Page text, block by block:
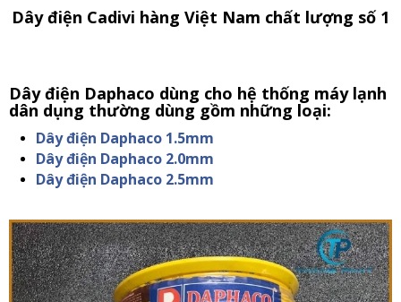
Dây điện Cadivi hàng Việt Nam chất lượng số 1
Dây điện Daphaco dùng cho hệ thống máy lạnh
dân dụng thường dùng gồm những loại:
Dây điện Daphaco 1.5mm
Dây điện Daphaco 2.0mm
Dây điện Daphaco 2.5mm